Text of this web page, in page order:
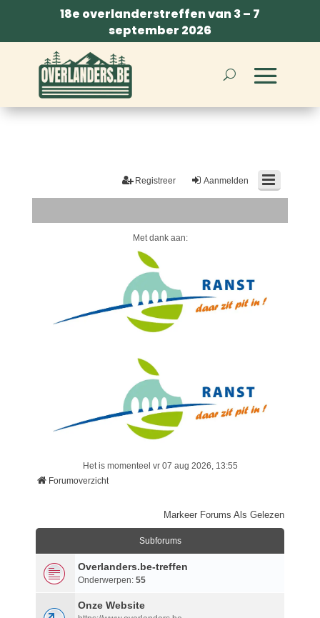
18e overlanderstreffen van 3 – 7
september 2026